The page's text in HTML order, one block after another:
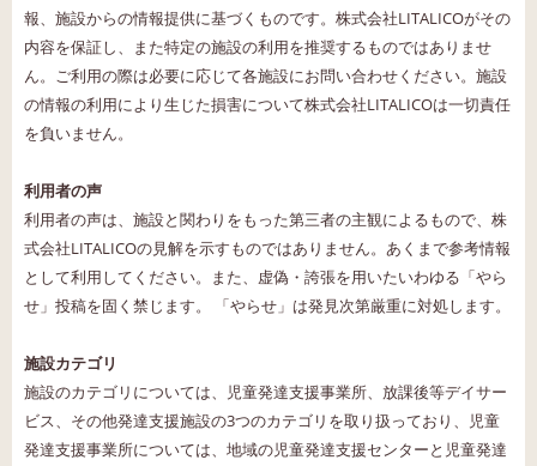
報、施設からの情報提供に基づくものです。株式会社LITALICOがその
内容を保証し、また特定の施設の利用を推奨するものではありませ
ん。ご利用の際は必要に応じて各施設にお問い合わせください。施設
の情報の利用により生じた損害について株式会社LITALICOは一切責任
を負いません。
利用者の声
利用者の声は、施設と関わりをもった第三者の主観によるもので、株
式会社LITALICOの見解を示すものではありません。あくまで参考情報
として利用してください。また、虚偽・誇張を用いたいわゆる「やら
せ」投稿を固く禁じます。 「やらせ」は発見次第厳重に対処します。
施設カテゴリ
施設のカテゴリについては、児童発達支援事業所、放課後等デイサー
ビス、その他発達支援施設の3つのカテゴリを取り扱っており、児童
発達支援事業所については、地域の児童発達支援センターと児童発達